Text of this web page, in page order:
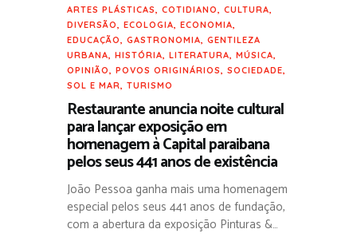
ARTES PLÁSTICAS, COTIDIANO, CULTURA,
DIVERSÃO, ECOLOGIA, ECONOMIA,
EDUCAÇÃO, GASTRONOMIA, GENTILEZA
URBANA, HISTÓRIA, LITERATURA, MÚSICA,
OPINIÃO, POVOS ORIGINÁRIOS, SOCIEDADE,
SOL E MAR, TURISMO
Restaurante anuncia noite cultural
para lançar exposição em
homenagem à Capital paraibana
pelos seus 441 anos de existência
João Pessoa ganha mais uma homenagem
especial pelos seus 441 anos de fundação,
com a abertura da exposição Pinturas &…